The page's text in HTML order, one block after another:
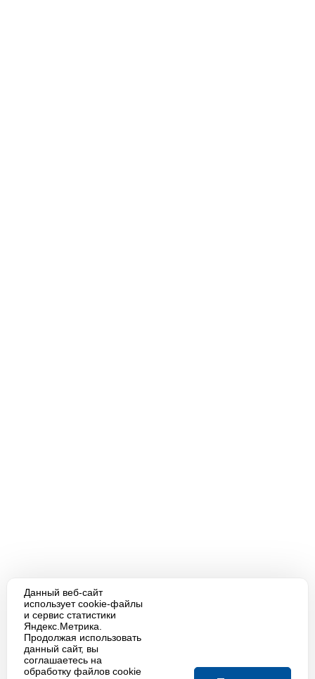
Данный веб-сайт
использует cookie-файлы
и сервис статистики
Яндекс.Метрика.
Продолжая использовать
данный сайт, вы
соглашаетесь на
обработку файлов cookie